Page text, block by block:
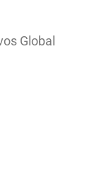
Global